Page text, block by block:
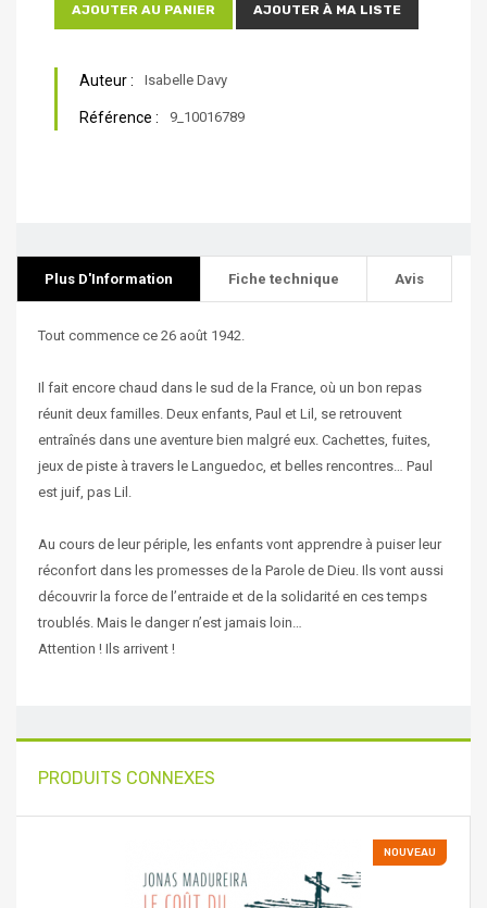
AJOUTER AU PANIER AJOUTER À MA LISTE
Auteur : Isabelle Davy
Référence : 9_10016789
Plus D'Information Fiche technique Avis
Tout commence ce 26 août 1942.
Il fait encore chaud dans le sud de la France, où un bon repas
réunit deux familles. Deux enfants, Paul et Lil, se retrouvent
entraînés dans une aventure bien malgré eux. Cachettes, fuites,
jeux de piste à travers le Languedoc, et belles rencontres… Paul
est juif, pas Lil.
Au cours de leur périple, les enfants vont apprendre à puiser leur
réconfort dans les promesses de la Parole de Dieu. Ils vont aussi
découvrir la force de l’entraide et de la solidarité en ces temps
troublés. Mais le danger n’est jamais loin…
Attention ! Ils arrivent !
PRODUITS CONNEXES
NOUVEAU